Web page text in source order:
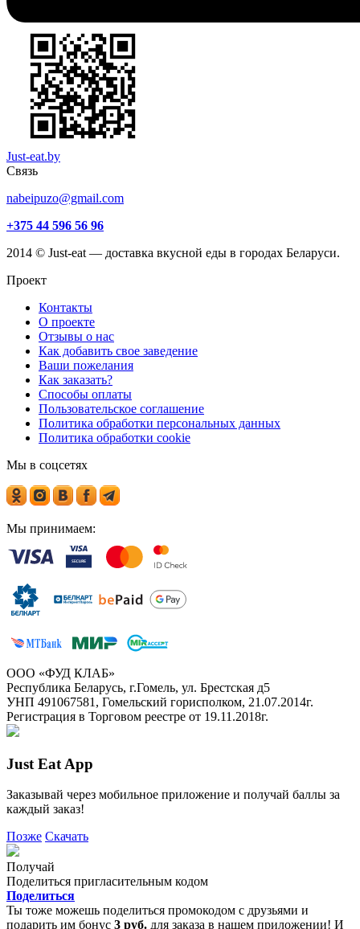
Just-eat.by
Связь
nabeipuzo@gmail.com
+375 44 596 56 96
2014 © Just-eat — доставка вкусной еды в городах Беларуси.
Проект
Контакты
О проекте
Отзывы о нас
Как добавить свое заведение
Ваши пожелания
Как заказать?
Способы оплаты
Пользовательское соглашение
Политика обработки персональных данных
Политика обработки cookie
Мы в соцсетях
Мы принимаем:
ООО «ФУД КЛАБ»
Республика Беларусь, г.Гомель, ул. Брестская д5
УНП 491067581, Гомельский горисполком, 21.07.2014г.
Регистрация в Торговом реестре от 19.11.2018г.
Just Eat App
Заказывай через мобильное приложение и получай баллы за
каждый заказ!
Позже Скачать
Получай
Поделиться пригласительным кодом
Поделиться
Ты тоже можешь поделиться промокодом с друзьями и
подарить им бонус 3 руб. для заказа в нашем приложении! И